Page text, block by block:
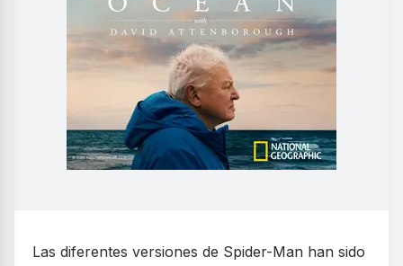
Las diferentes versiones de Spider-Man han sido